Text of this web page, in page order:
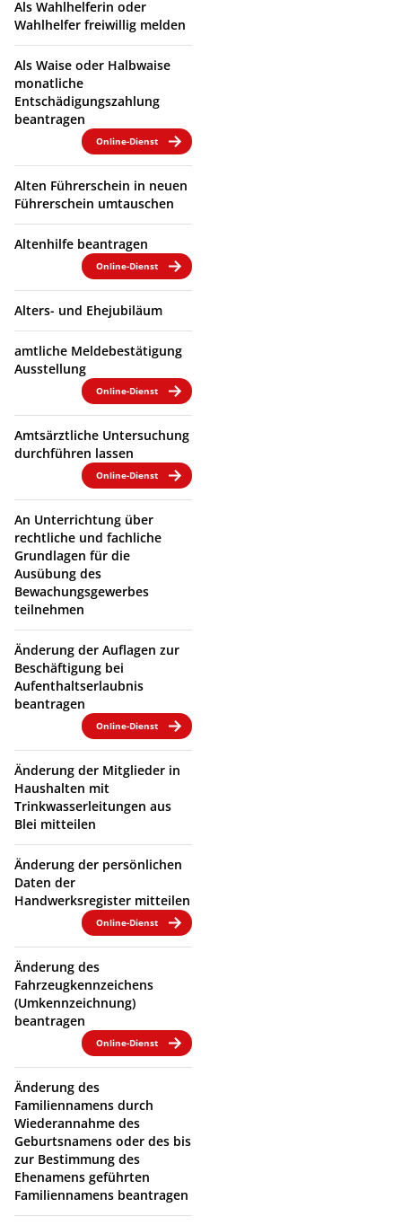
Als Wahlhelferin oder
Wahlhelfer freiwillig melden
Als Waise oder Halbwaise
monatliche
Entschädigungszahlung
beantragen
Online-Dienst
Alten Führerschein in neuen
Führerschein umtauschen
Altenhilfe beantragen
Online-Dienst
Alters- und Ehejubiläum
amtliche Meldebestätigung
Ausstellung
Online-Dienst
Amtsärztliche Untersuchung
durchführen lassen
Online-Dienst
An Unterrichtung über
rechtliche und fachliche
Grundlagen für die
Ausübung des
Bewachungsgewerbes
teilnehmen
Änderung der Auflagen zur
Beschäftigung bei
Aufenthaltserlaubnis
beantragen
Online-Dienst
Änderung der Mitglieder in
Haushalten mit
Trinkwasserleitungen aus
Blei mitteilen
Änderung der persönlichen
Daten der
Handwerksregister mitteilen
Online-Dienst
Änderung des
Fahrzeugkennzeichens
(Umkennzeichnung)
beantragen
Online-Dienst
Änderung des
Familiennamens durch
Wiederannahme des
Geburtsnamens oder des bis
zur Bestimmung des
Ehenamens geführten
Familiennamens beantragen